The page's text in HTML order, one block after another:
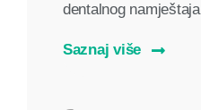
dentalnog namještaja
Saznaj više